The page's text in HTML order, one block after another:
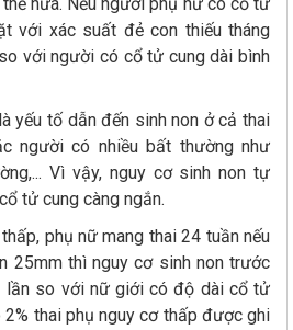
nữa. Nếu người phụ nữ có cổ tử
với xác suất đẻ con thiếu tháng
với người có cổ tử cung dài bình
yếu tố dẫn đến sinh non ở cả thai
người có nhiều bất thường như
Vì vậy, nguy cơ sinh non tự
tử cung càng ngắn.
phụ nữ mang thai 24 tuần nếu
25mm thì nguy cơ sinh non trước
lần so với nữ giới có độ dài cổ tử
2% thai phụ nguy cơ thấp được ghi